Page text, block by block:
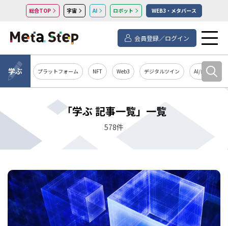
総合TOP 宇宙 AI ロボット WEB3・メタバース
会員登録／ログイン
学ぶ プラットフォーム NFT Web3 デジタルツイン AI/自然言語処
「学ぶ 記事一覧」一覧
578件